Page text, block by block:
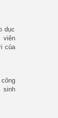
dục
viên
của
sinh